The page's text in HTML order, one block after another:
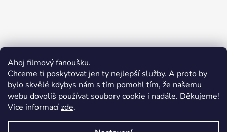
Ahoj filmový fanoušku.
Chceme ti poskytovat jen ty nejlepší služby. A proto by
bylo skvělé kdybys nám s tím pomohl tím, že našemu
webu dovolíš používat soubory cookie i nadále. Děkujeme!
Více informacízde.
Merchion | Pořiďte si vlastní merch
Midnight Gear | Ride the night, wear the soul